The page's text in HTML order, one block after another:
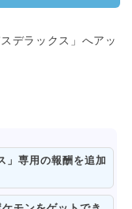
デラックス」へアッ
」専用の報酬を追加